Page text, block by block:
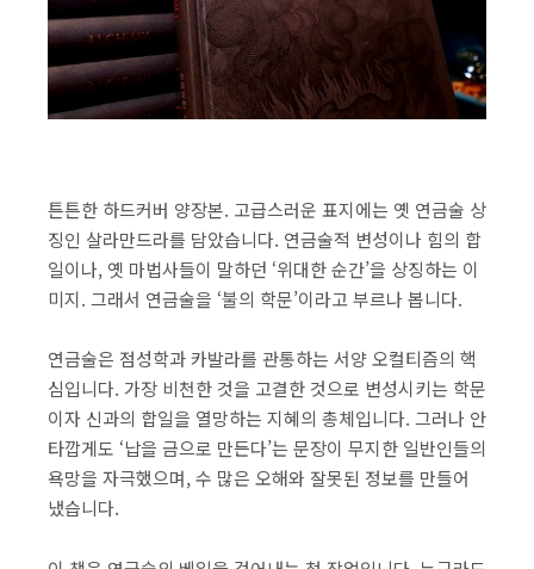
튼튼한 하드커버 양장본. 고급스러운 표지에는 옛 연금술 상
징인 살라만드라를 담았습니다. 연금술적 변성이나 힘의 합
일이나, 옛 마법사들이 말하던 ‘위대한 순간’을 상징하는 이
미지. 그래서 연금술을 ‘불의 학문’이라고 부르나 봅니다.
연금술은 점성학과 카발라를 관통하는 서양 오컬티즘의 핵
심입니다. 가장 비천한 것을 고결한 것으로 변성시키는 학문
이자 신과의 합일을 열망하는 지혜의 총체입니다. 그러나 안
타깝게도 ‘납을 금으로 만든다’는 문장이 무지한 일반인들의
욕망을 자극했으며, 수 많은 오해와 잘못된 정보를 만들어
냈습니다.